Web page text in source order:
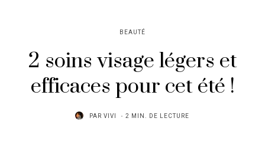
BEAUTÉ
2 soins visage légers et
efficaces pour cet été !
PAR VIVI 2 MIN. DE LECTURE